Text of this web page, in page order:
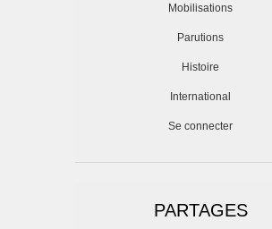
Mobilisations
Parutions
Histoire
International
Se connecter
PARTAGES